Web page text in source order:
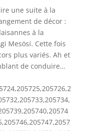
une suite à la
de décor :
à la
Mesösi. Cette fois
plus variés. Ah et
de conduire…